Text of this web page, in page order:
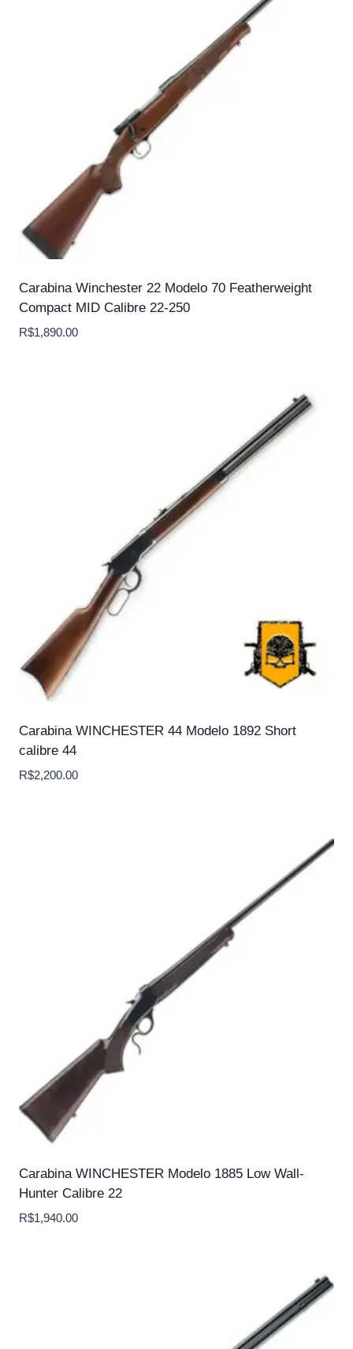
Carabina Winchester 22 Modelo 70 Featherweight
Compact MID Calibre 22-250
R$1,890.00
Carabina WINCHESTER 44 Modelo 1892 Short
calibre 44
R$2,200.00
Carabina WINCHESTER Modelo 1885 Low Wall-
Hunter Calibre 22
R$1,940.00